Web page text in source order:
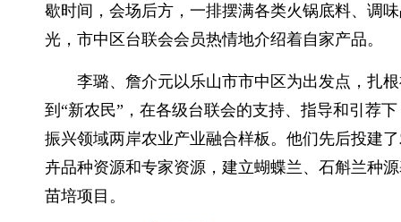
歇时间，会场后方，一排摆满各类火锅底料、调
光，市中区台联会会员热情地介绍着自家产品。
李璐、詹介元以乐山市市中区为出发点，扎
到“新农民”，在各级台联会的支持、指导和引荐
振兴领域两岸农业产业融合样板。他们先后投建
卉品种资源和专家资源，建立蝴蝶兰、石斛兰种
苗培项目。